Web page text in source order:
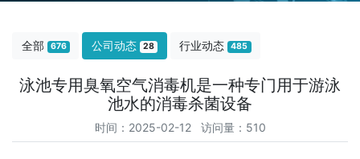
全部 676 公司动态 28 行业动态 485
泳池专用臭氧空气消毒机是一种专门用于游泳
池水的消毒杀菌设备
时间：2025-02-12 访问量：510